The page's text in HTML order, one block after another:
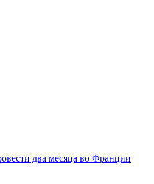
два месяца во Франции